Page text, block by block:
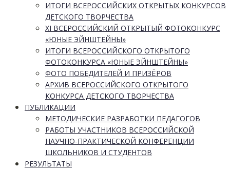
ИТОГИ ВСЕРОССИЙСКИХ ОТКРЫТЫХ КОНКУРСОВ
ДЕТСКОГО ТВОРЧЕСТВА
XI ВСЕРОССИЙСКИЙ ОТКРЫТЫЙ ФОТОКОНКУРС
«ЮНЫЕ ЭЙНШТЕЙНЫ»
ИТОГИ ВСЕРОССИЙСКОГО ОТКРЫТОГО
ФОТОКОНКУРСА «ЮНЫЕ ЭЙНШТЕЙНЫ»
ФОТО ПОБЕДИТЕЛЕЙ И ПРИЗЁРОВ
АРХИВ ВСЕРОССИЙСКОГО ОТКРЫТОГО
КОНКУРСА ДЕТСКОГО ТВОРЧЕСТВА
ПУБЛИКАЦИИ
МЕТОДИЧЕСКИЕ РАЗРАБОТКИ ПЕДАГОГОВ
РАБОТЫ УЧАСТНИКОВ ВСЕРОССИЙСКОЙ
НАУЧНО-ПРАКТИЧЕСКОЙ КОНФЕРЕНЦИИ
ШКОЛЬНИКОВ И СТУДЕНТОВ
РЕЗУЛЬТАТЫ